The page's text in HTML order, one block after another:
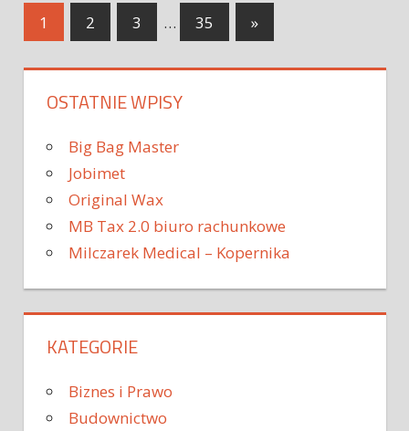
1 2 3 … 35 »
OSTATNIE WPISY
Big Bag Master
Jobimet
Original Wax
MB Tax 2.0 biuro rachunkowe
Milczarek Medical – Kopernika
KATEGORIE
Biznes i Prawo
Budownictwo